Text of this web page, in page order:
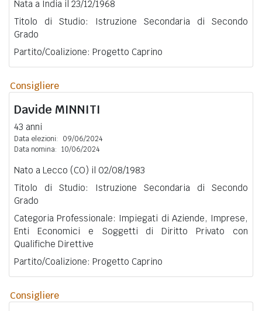
Nata a India il 23/12/1968
Titolo di Studio: Istruzione Secondaria di Secondo
Grado
Partito/Coalizione: Progetto Caprino
Consigliere
Davide MINNITI
43 anni
Data elezioni:
09/06/2024
Data nomina: 10/06/2024
Nato a Lecco (CO) il 02/08/1983
Titolo di Studio: Istruzione Secondaria di Secondo
Grado
Categoria Professionale: Impiegati di Aziende, Imprese,
Enti Economici e Soggetti di Diritto Privato con
Qualifiche Direttive
Partito/Coalizione: Progetto Caprino
Consigliere